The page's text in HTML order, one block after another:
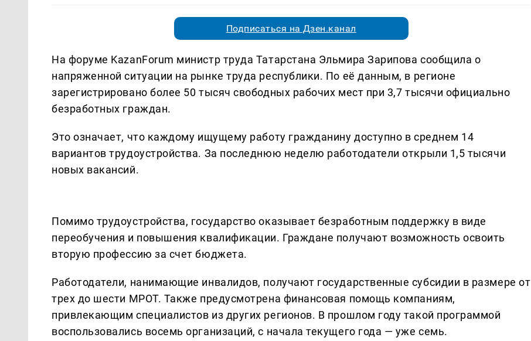
Подписаться на Дзен.канал
На форуме KazanForum министр труда Татарстана Эльмира Зарипова сообщила о
напряженной ситуации на рынке труда республики. По её данным, в регионе
зарегистрировано более 50 тысяч свободных рабочих мест при 3,7 тысячи официально
безработных граждан.
Это означает, что каждому ищущему работу гражданину доступно в среднем 14
вариантов трудоустройства. За последнюю неделю работодатели открыли 1,5 тысячи
новых вакансий.
Помимо трудоустройства, государство оказывает безработным поддержку в виде
переобучения и повышения квалификации. Граждане получают возможность освоить
вторую профессию за счет бюджета.
Работодатели, нанимающие инвалидов, получают государственные субсидии в размере от
трех до шести МРОТ. Также предусмотрена финансовая помощь компаниям,
привлекающим специалистов из других регионов. В прошлом году такой программой
воспользовались восемь организаций, с начала текущего года — уже семь.